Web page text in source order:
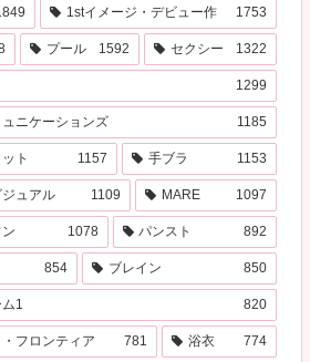
1stイメージ・デビュー作 1753
プール 1592 セクシー 1322
1299
ニケーションズ 1185
ト 1157 手ブラ 1153
ュアル 1109 MARE 1097
1078 パンスト 892
854 ブレイン 850
1 820
フロンティア 781 浴衣 774